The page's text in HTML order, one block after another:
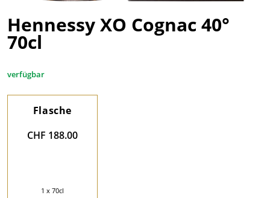
Hennessy XO Cognac 40°
70cl
verfügbar
Flasche
CHF 188.00
1 x 70cl